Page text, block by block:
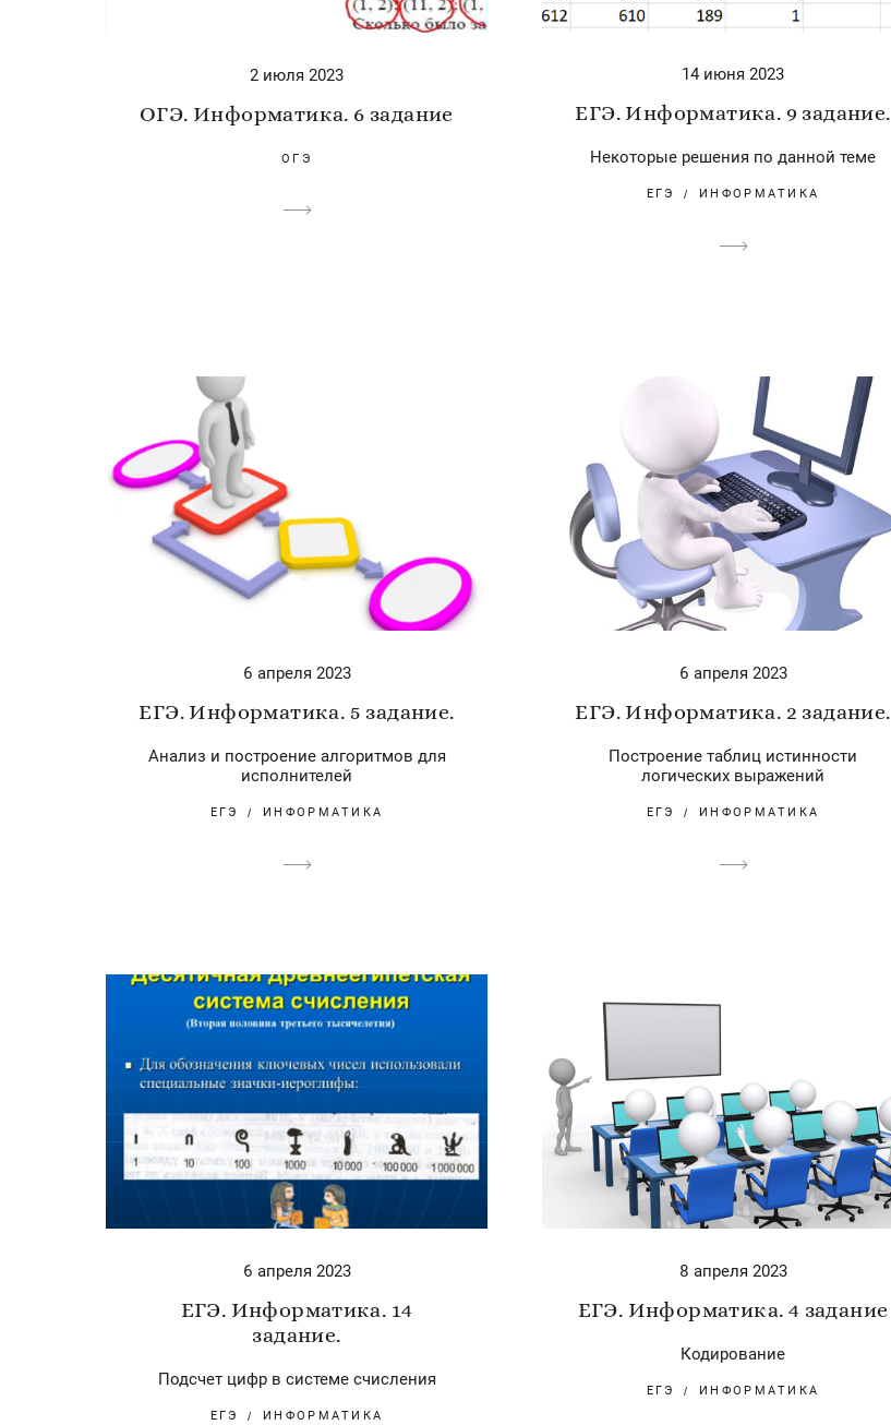
2 июля 2023
ОГЭ. Информатика. 6 задание
ОГЭ
14 июня 2023
ЕГЭ. Информатика. 9 задание.
Некоторые решения по данной теме
ЕГЭ ИНФОРМАТИКА
6 апреля 2023
ЕГЭ. Информатика. 5 задание.
Анализ и построение алгоритмов для
исполнителей
ЕГЭ ИНФОРМАТИКА
6 апреля 2023
ЕГЭ. Информатика. 2 задание.
Построение таблиц истинности
логических выражений
ЕГЭ ИНФОРМАТИКА
6 апреля 2023
ЕГЭ. Информатика. 14
задание.
Подсчет цифр в системе счисления
ЕГЭ ИНФОРМАТИКА
8 апреля 2023
ЕГЭ. Информатика. 4 задание
Кодирование
ЕГЭ ИНФОРМАТИКА